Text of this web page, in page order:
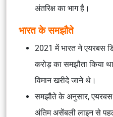
अंतरिक्षका भाग है।
भारत के समझौते
2021 में भारत ने एयरबस
करोड़ का समझौता किया
विमान खरीदे जाने थे।
समझौते के अनुसार, एयरबस
अंतिम असेंबली लाइन से पहले